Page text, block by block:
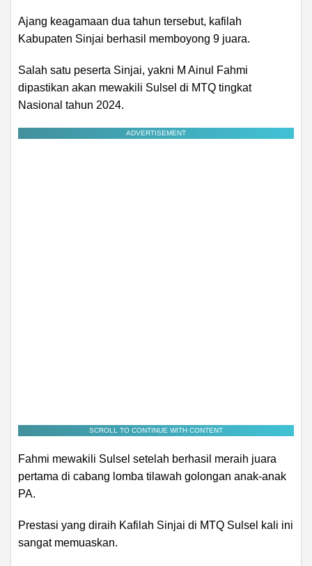
Ajang keagamaan dua tahun tersebut, kafilah
Kabupaten Sinjai berhasil memboyong 9 juara.
Salah satu peserta Sinjai, yakni M Ainul Fahmi
dipastikan akan mewakili Sulsel di MTQ tingkat
Nasional tahun 2024.
ADVERTISEMENT
SCROLL TO CONTINUE WITH CONTENT
Fahmi mewakili Sulsel setelah berhasil meraih juara
pertama di cabang lomba tilawah golongan anak-anak
PA.
Prestasi yang diraih Kafilah Sinjai di MTQ Sulsel kali ini
sangat memuaskan.